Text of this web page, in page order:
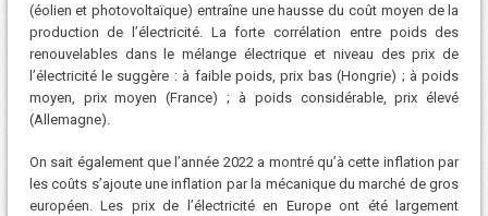
(éolien et photovoltaïque) entraîne une hausse du coût moyen de la
production de l’électricité. La forte corrélation entre poids des
renouvelables dans le mélange électrique et niveau des prix de
l’électricité le suggère : à faible poids, prix bas (Hongrie) ; à poids
moyen, prix moyen (France) ; à poids considérable, prix élevé
(Allemagne).
On sait également que l’année 2022 a montré qu’à cette inflation par
les coûts s’ajoute une inflation par la mécanique du marché de gros
européen. Les prix de l’électricité en Europe ont été largement